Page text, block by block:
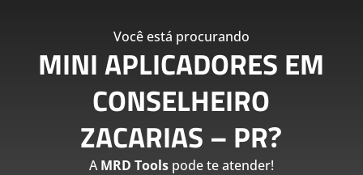
Você está procurando
MINI APLICADORES EM
CONSELHEIRO
ZACARIAS – PR?
AMRD Toolspode te atender!